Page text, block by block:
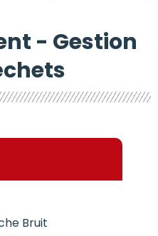
- Gestion
Bruit